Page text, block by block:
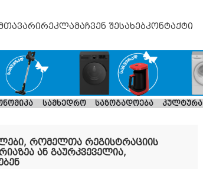
რეკლამაჩვენ შესახებკონტაქტი
სამხედრო საზოგადოება კულტურა
რომელთა რეგისტრაციის
ან გაურკვეველია,